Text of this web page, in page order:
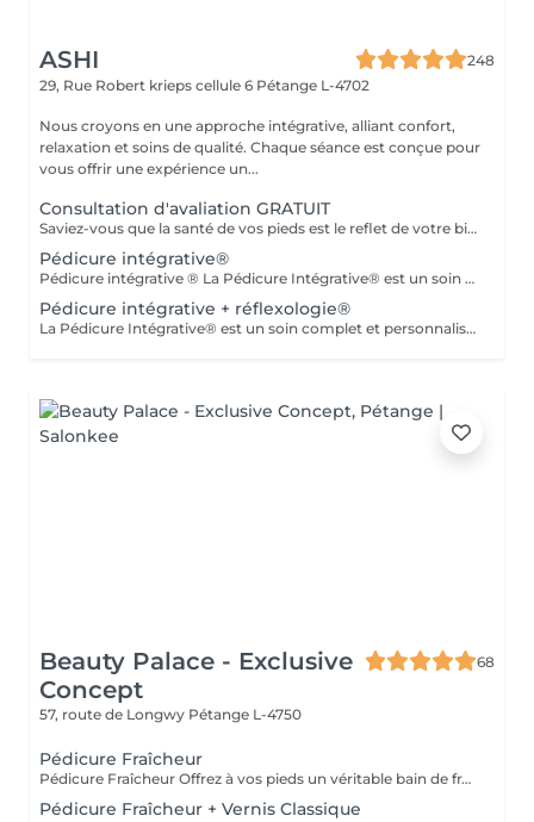
ASHI
248
29, Rue Robert krieps cellule 6 Pétange L-4702
Nous croyons en une approche intégrative, alliant confort,
relaxation et soins de qualité. Chaque séance est conçue pour
vous offrir une expérience un...
Consultation d'avaliation GRATUIT
Saviez-vous que la santé de vos pieds est le reflet de votre bien-être général ? En associant la pédicurie spécialisée à la réflexologie plantaire et aux thérapies intégratives, je vous propose un accompagnement sur mesure. Au-delà du soin technique des affections du pied, je vous aide à relâcher le stress et à retrouver une harmonie profonde entre le corps et l'esprit. Offrez à vos pieds l'attention qu'ils méritent.
Pédicure intégrative®
Pédicure intégrative ® La Pédicure Intégrative® est un soin complet et personnalisé qui combine santé des pieds et bien-être. Prendre soin de vos pieds, c'est aussi prendre soin de votre santé globale. Ce que nous offrons : - Diagnostic : Analyse approfondie de l'état de vos pieds pour un soin parfaitement adapté à vos besoins. - Soin de Haute Qualité : Traitement des ongles et de la peau avec des produits de qualité supérieure pour garantir hygiène et confort.
Pédicure intégrative + réflexologie®
La Pédicure Intégrative® est un soin complet et personnalisé qui combine santé des pieds et bien-être. Prendre soin de vos pieds, c'est aussi prendre soin de votre santé globale. Ce que nous offrons : - Diagnostic : Analyse approfondie de l'état de vos pieds pour un soin parfaitement adapté à vos besoins. - Soin de Haute Qualité : Traitement des ongles et de la peau avec des produits de qualité supérieure pour garantir hygiène et confort. - Réflexologie : Stimulation de points réflexes sur les pieds pour promouvoir équilibre et bien-être, soulageant les tensions et améliorant la circulation. - Orientation Physique et Émotionnelle : Conseils personnalisés pour optimiser votre bien-être global, tenant compte de vos besoins physiques et émotionnels. Pourquoi choisir la Pédicure Intégrative® ? Ce service vous permet de bénéficier d'une approche holistique qui allie soins esthétiques et thérapeutiques, vous aidant à vous sentir revitalisé et équilibré. Réservez dès maintenant votre séance !
Beauty Palace - Exclusive
Concept
68
57, route de Longwy Pétange L-4750
Pédicure Fraîcheur
Pédicure Fraîcheur Offrez à vos pieds un véritable bain de fraîcheur ! Ce rituel estival associe un gommage au sel enrichi en huile d'amande douce, un bain de pieds effervescent relaxant et rafraîchissant, puis l'application d'un gel fraîcheur intense jusqu'aux mollets. Idéal pour délasser les pieds fatigués, apporter une agréable sensation de fraîcheur et de légèreté, ou simplement profiter d'un moment de bien-être particulièrement appréciable pendant les fortes chaleurs. Une expérience fraîche, relaxante et revitalisante le soin parfait pour l'été.
Pédicure Fraîcheur + Vernis Classique